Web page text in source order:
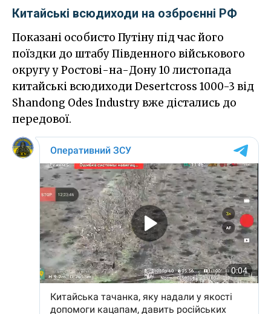
Китайські всюдиходи на озброєнні РФ
Показані особисто Путіну під час його
поїздки до штабу Південного військового
округу у Ростові-на-Дону 10 листопада
китайські всюдиходи Desertcross 1000-3 від
Shandong Odes Industry вже дістались до
передової.